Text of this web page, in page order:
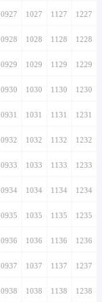
0927 1027 1127 1227
0928 1028 1128 1228
0929 1029 1129 1229
0930 1030 1130 1230
0931 1031 1131 1231
0932 1032 1132 1232
0933 1033 1133 1233
0934 1034 1134 1234
0935 1035 1135 1235
0936 1036 1136 1236
0937 1037 1137 1237
0938 1038 1138 1238